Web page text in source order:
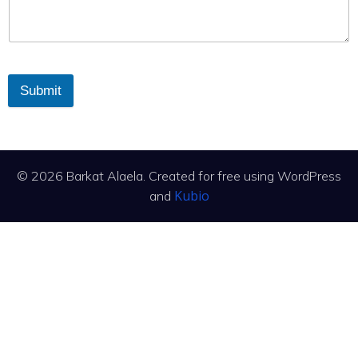
Submit
© 2026 Barkat Alaela. Created for free using WordPress
and Kubio